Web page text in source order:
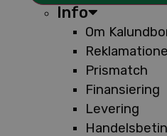
Info
Om
Prismatch
Finansiering
Levering